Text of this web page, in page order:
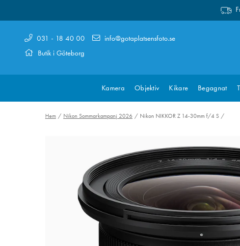
031 - 18 40 00
Butik i Göteborg
info@gotaplatsensfoto.se
Kamera Objektiv Kikare Begagnat
Hem Nikon Sommarkampanj 2026 Nikon NIKKOR Z 14-30mm f/4 S